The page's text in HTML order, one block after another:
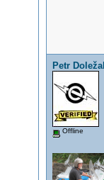
Petr Doležal
Offline